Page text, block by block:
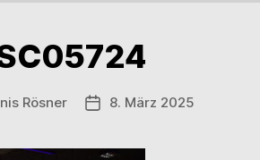
1981
e.V.
Rösner Veröffentlichungsdatum
8. März 2025